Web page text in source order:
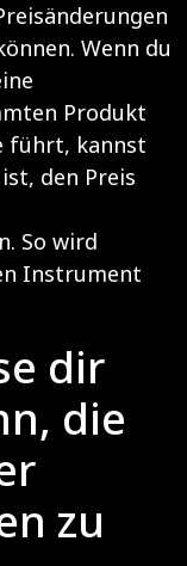
Wenn du
Produkt
führt, kannst
den Preis
So wird
Instrument
dir
die
zu